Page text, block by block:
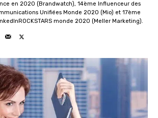
en 2020 (Brandwatch), 14ème Influenceur des
Unifiées Monde 2020 (Mio) et 17ème
monde 2020 (Meller Marketing).